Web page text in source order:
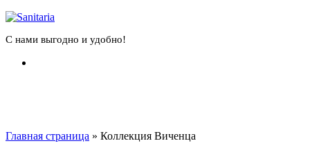
С нами выгодно и удобно!
Главная страница » Коллекция Виченца